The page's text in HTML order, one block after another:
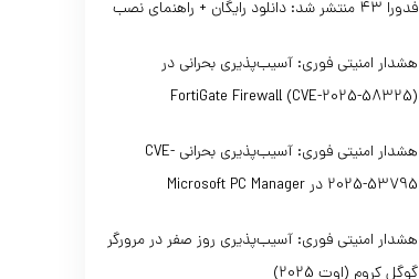
فدورا ۴۳ منتشر شد: دانلود رایگان + راهنمای نصب
هشدار امنیتی فوری: آسیب‌پذیری بحرانی در
FortiGate Firewall (CVE-2025-58325)
هشدار امنیتی فوری: آسیب‌پذیری بحرانی CVE-
2025-53795 در Microsoft PC Manager
هشدار امنیتی فوری: آسیب‌پذیری روز صفر در مرورگر
گوگل کروم (اوت 2025)